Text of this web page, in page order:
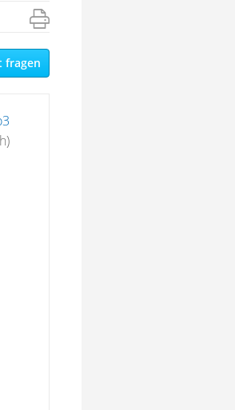
fragen